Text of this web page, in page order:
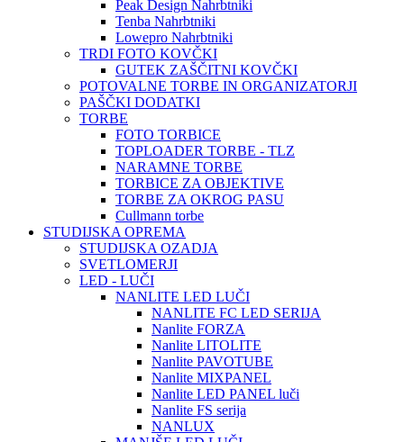
Peak Design Nahrbtniki
Tenba Nahrbtniki
Lowepro Nahrbtniki
TRDI FOTO KOVČKI
GUTEK ZAŠČITNI KOVČKI
POTOVALNE TORBE IN ORGANIZATORJI
PAŠČKI DODATKI
TORBE
FOTO TORBICE
TOPLOADER TORBE - TLZ
NARAMNE TORBE
TORBICE ZA OBJEKTIVE
TORBE ZA OKROG PASU
Cullmann torbe
STUDIJSKA OPREMA
STUDIJSKA OZADJA
SVETLOMERJI
LED - LUČI
NANLITE LED LUČI
NANLITE FC LED SERIJA
Nanlite FORZA
Nanlite LITOLITE
Nanlite PAVOTUBE
Nanlite MIXPANEL
Nanlite LED PANEL luči
Nanlite FS serija
NANLUX